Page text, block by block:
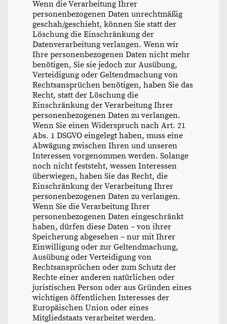
Wenn die Verarbeitung Ihrer
personenbezogenen Daten unrechtmäßig
geschah/geschieht, können Sie statt der
Löschung die Einschränkung der
Datenverarbeitung verlangen. Wenn wir
Ihre personenbezogenen Daten nicht mehr
benötigen, Sie sie jedoch zur Ausübung,
Verteidigung oder Geltendmachung von
Rechtsansprüchen benötigen, haben Sie das
Recht, statt der Löschung die
Einschränkung der Verarbeitung Ihrer
personenbezogenen Daten zu verlangen.
Wenn Sie einen Widerspruch nach Art. 21
Abs. 1 DSGVO eingelegt haben, muss eine
Abwägung zwischen Ihren und unseren
Interessen vorgenommen werden. Solange
noch nicht feststeht, wessen Interessen
überwiegen, haben Sie das Recht, die
Einschränkung der Verarbeitung Ihrer
personenbezogenen Daten zu verlangen.
Wenn Sie die Verarbeitung Ihrer
personenbezogenen Daten eingeschränkt
haben, dürfen diese Daten – von ihrer
Speicherung abgesehen – nur mit Ihrer
Einwilligung oder zur Geltendmachung,
Ausübung oder Verteidigung von
Rechtsansprüchen oder zum Schutz der
Rechte einer anderen natürlichen oder
juristischen Person oder aus Gründen eines
wichtigen öffentlichen Interesses der
Europäischen Union oder eines
Mitgliedstaats verarbeitet werden.